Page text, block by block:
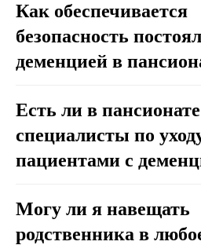
Как обеспечивается
безопасность
деменцией в
Есть ли в пансионате
специалисты по
пациентами с
Могу ли я навещать
родственника в